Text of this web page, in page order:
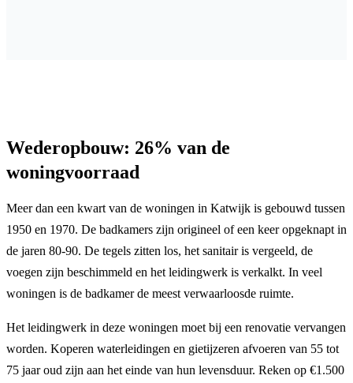
Wederopbouw: 26% van de
woningvoorraad
Meer dan een kwart van de woningen in Katwijk is gebouwd tussen
1950 en 1970. De badkamers zijn origineel of een keer opgeknapt in
de jaren 80-90. De tegels zitten los, het sanitair is vergeeld, de
voegen zijn beschimmeld en het leidingwerk is verkalkt. In veel
woningen is de badkamer de meest verwaarloosde ruimte.
Het leidingwerk in deze woningen moet bij een renovatie vervangen
worden. Koperen waterleidingen en gietijzeren afvoeren van 55 tot
75 jaar oud zijn aan het einde van hun levensduur. Reken op €1.500